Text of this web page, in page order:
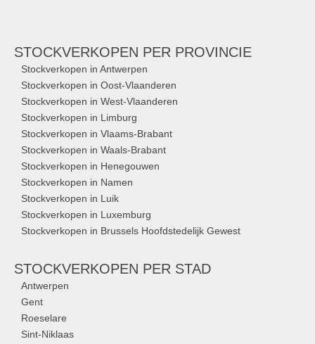
STOCKVERKOPEN PER PROVINCIE
Stockverkopen in Antwerpen
Stockverkopen in Oost-Vlaanderen
Stockverkopen in West-Vlaanderen
Stockverkopen in Limburg
Stockverkopen in Vlaams-Brabant
Stockverkopen in Waals-Brabant
Stockverkopen in Henegouwen
Stockverkopen in Namen
Stockverkopen in Luik
Stockverkopen in Luxemburg
Stockverkopen in Brussels Hoofdstedelijk Gewest
STOCKVERKOPEN PER STAD
Antwerpen
Gent
Roeselare
Sint-Niklaas